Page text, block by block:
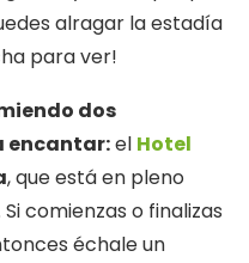
alragar la estadía
para ver!
dos
encantar:el Hotel
, que está en pleno
comienzas o finalizas
échale un